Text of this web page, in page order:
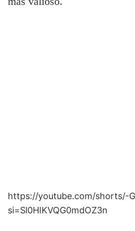
https://youtube.com/shorts/-
si=Sl0HIKVQG0mdOZ3n